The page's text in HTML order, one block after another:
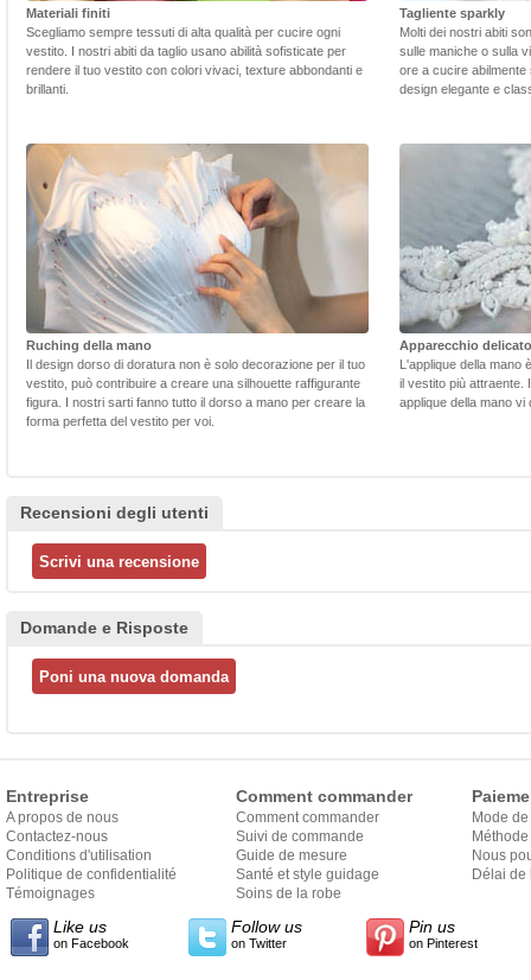
Materiali finiti
Scegliamo sempre tessuti di alta qualità per cucire ogni
vestito. I nostri abiti da taglio usano abilità sofisticate per
rendere il tuo vestito con colori vivaci, texture abbondanti e
brillanti.
Tagliente sparkly
Molti dei nostri abiti
sulle maniche o sulla
ore a cucire
design elegante e
Ruching della mano
Il design dorso di doratura non è solo decorazione per il tuo
vestito, può contribuire a creare una silhouette raffigurante
figura. I nostri sarti fanno tutto il dorso a mano per creare la
forma perfetta del vestito per voi.
Apparecchio delicato
L'applique della mano
il vestito più attraente.
applique della mano
Recensioni degli utenti
Domande e Risposte
Entreprise
A propos de nous
Contactez-nous
Conditions d'utilisation
Politique de confidentialité
Témoignages
Comment commander
Comment commander
Suivi de commande
Guide de mesure
Santé et style guidage
Soins de la robe
Mode
Nous
Délai de
Like us
on Facebook
Follow us
on Twitter
Pin us
on Pinterest